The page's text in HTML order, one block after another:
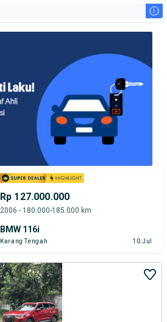
i
Rp 127.000.000
2006 - 180.000-185.000 km
BMW 116i
Karang Tengah 10 Jul